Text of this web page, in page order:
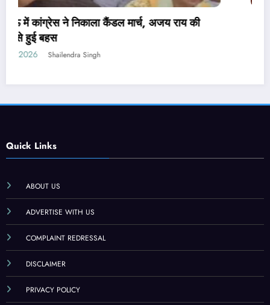
पेपर लीक संशोधन बिल पर मंत्री वैष्णव ने नहीं दिया
July 24, 2026
Quick Links
ABOUT US
ADVERTISE WITH US
COMPLAINT REDRESSAL
DISCLAIMER
PRIVACY POLICY